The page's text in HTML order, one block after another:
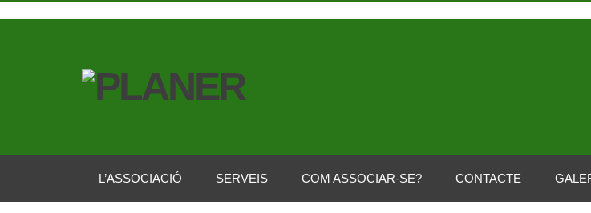
L’ASSOCIACIÓ SERVEIS COM ASSOCIAR-SE? CONTACTE